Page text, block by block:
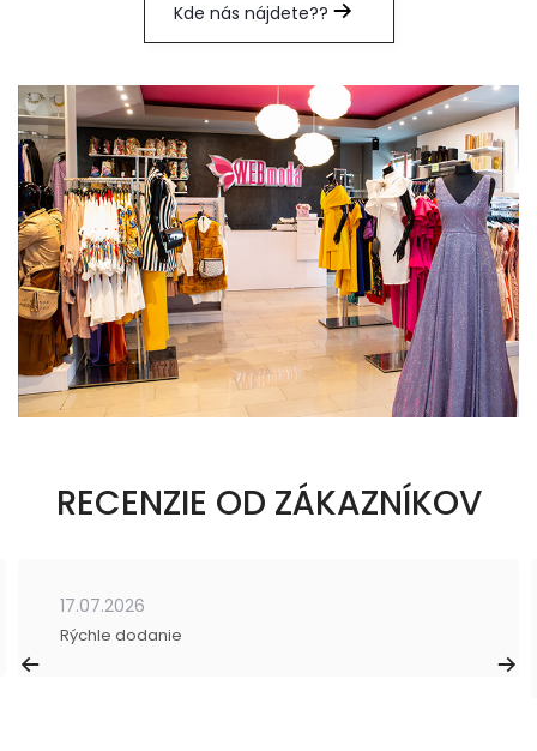
Kde nás nájdete??
RECENZIE OD ZÁKAZNÍKOV
17.07.2026
Rýchle dodanie